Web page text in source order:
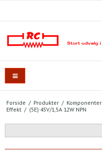
Forside / Produkter / Komponenter
Effekt / (5E) 45V/1,5A 12W NPN